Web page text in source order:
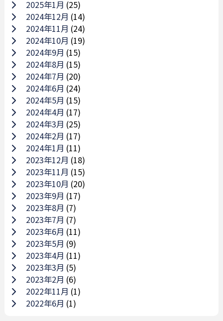
2025年1月 (25)
2024年12月 (14)
2024年11月 (24)
2024年10月 (19)
2024年9月 (15)
2024年8月 (15)
2024年7月 (20)
2024年6月 (24)
2024年5月 (15)
2024年4月 (17)
2024年3月 (25)
2024年2月 (17)
2024年1月 (11)
2023年12月 (18)
2023年11月 (15)
2023年10月 (20)
2023年9月 (17)
2023年8月 (7)
2023年7月 (7)
2023年6月 (11)
2023年5月 (9)
2023年4月 (11)
2023年3月 (5)
2023年2月 (6)
2022年11月 (1)
2022年6月 (1)